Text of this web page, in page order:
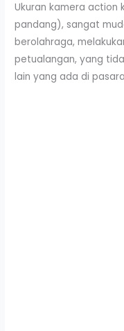
Ukuran kamera action
pandang), sangat
berolahraga,
petualangan, yang
lain yang ada di